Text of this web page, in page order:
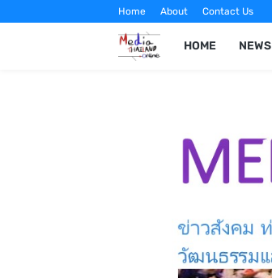
Home About Contact Us
HOME NEWS